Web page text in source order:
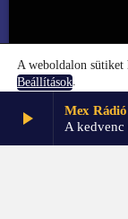
play_arrow
Mex Rádió
A
Speak
A weboldalon sütiket
Beállítások.
Elfogadom